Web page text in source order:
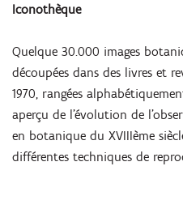
Iconothèque
Quelque 30.000 images
découpées dans des livres et
1970, rangées
aperçu de l’évolution de
en botanique du XVIIIème
différentes techniques de